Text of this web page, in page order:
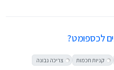
לכספומט?
קניות חכמות
צריכה נבונה